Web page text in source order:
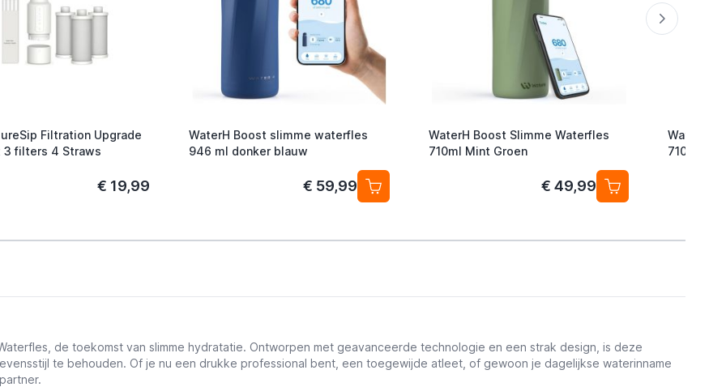
Filtration Upgrade
3 filters 4 Straws
€ 19,99
WaterH Boost slimme waterfles
946 ml donker blauw
€ 59,99
WaterH Boost Slimme Waterfles
710ml Mint Groen
€ 49,99
WaterH
710 ml
de toekomst van slimme hydratatie. Ontworpen met geavanceerde technologie en een strak design, is deze
te behouden. Of je nu een drukke professional bent, een toegewijde atleet, of gewoon je dagelijkse waterinname